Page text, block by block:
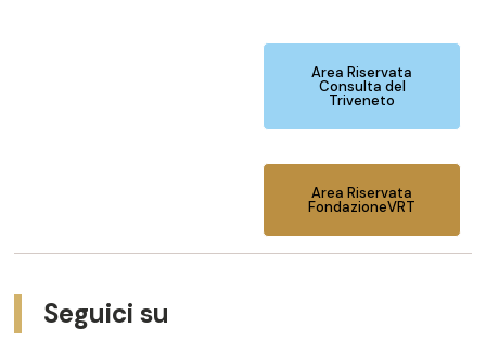
Area Riservata
Consulta del
Triveneto
Area Riservata
FondazioneVRT
Seguici su